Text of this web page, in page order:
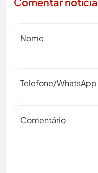
Nome
Telefone/WhatsApp
Comentário